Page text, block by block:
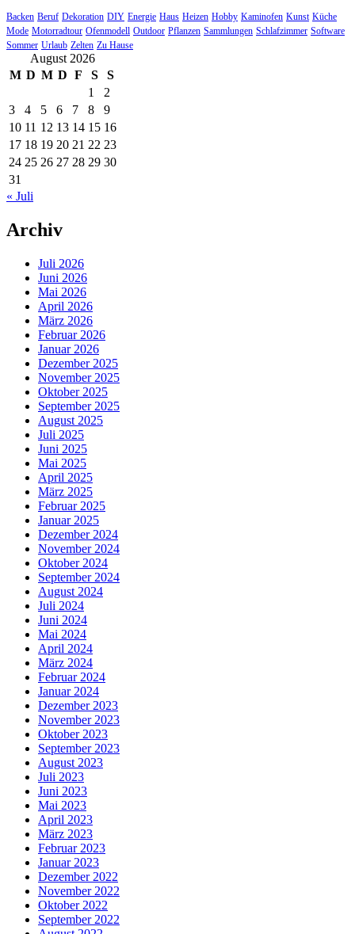
Backen Beruf Dekoration DIY Energie Haus Heizen Hobby Kaminofen Kunst Küche
Mode Motorradtour Ofenmodell Outdoor Pflanzen Sammlungen Schlafzimmer Software
Sommer Urlaub Zelten Zu Hause
August 2026
M D M D F S
S
1
2
3
4 5 6 7 8
9
10 11 12 13 14 15 16
17 18 19 20 21 22 23
24 25 26 27 28 29 30
31
« Juli
Archiv
Juli 2026
Juni 2026
Mai 2026
April 2026
März 2026
Februar 2026
Januar 2026
Dezember 2025
November 2025
Oktober 2025
September 2025
August 2025
Juli 2025
Juni 2025
Mai 2025
April 2025
März 2025
Februar 2025
Januar 2025
Dezember 2024
November 2024
Oktober 2024
September 2024
August 2024
Juli 2024
Juni 2024
Mai 2024
April 2024
März 2024
Februar 2024
Januar 2024
Dezember 2023
November 2023
Oktober 2023
September 2023
August 2023
Juli 2023
Juni 2023
Mai 2023
April 2023
März 2023
Februar 2023
Januar 2023
Dezember 2022
November 2022
Oktober 2022
September 2022